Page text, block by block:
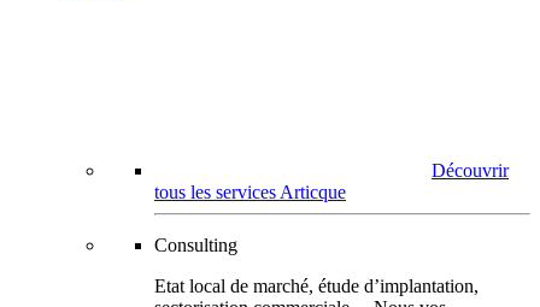
Découvrir
tous les services Articque
Consulting
Etat local de marché, étude d’implantation,